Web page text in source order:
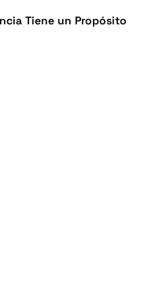
Tiene un Propósito